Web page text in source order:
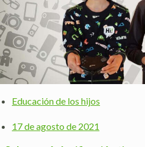
Educación de los hijos
17 de agosto de 2021